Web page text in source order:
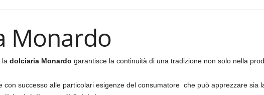
Monardo
la dolciaria Monardo garantisce la continuità di una tradizione non solo nella
con successo alle particolari esigenze del consumatore che può apprezzare sia